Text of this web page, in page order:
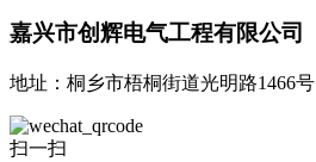
嘉兴市创辉电气工程有限公司
地址：桐乡市梧桐街道光明路1466号
扫一扫